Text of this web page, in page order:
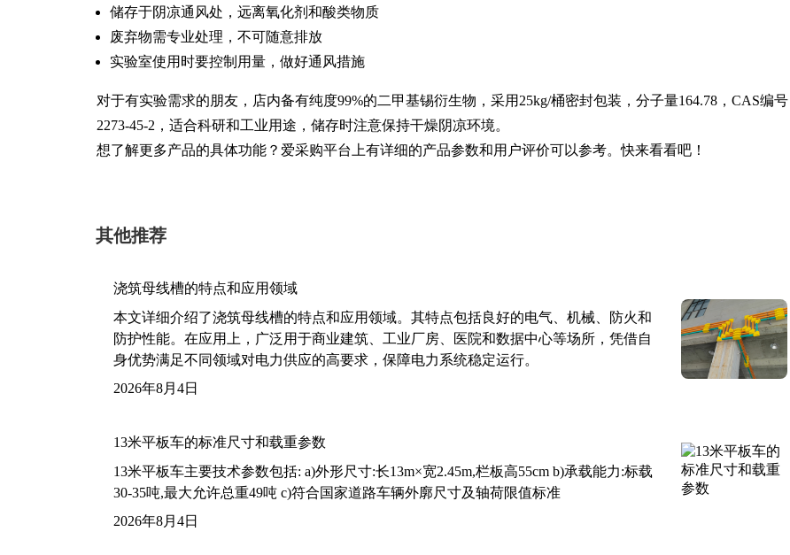
储存于阴凉通风处，远离氧化剂和酸类物质
废弃物需专业处理，不可随意排放
实验室使用时要控制用量，做好通风措施
对于有实验需求的朋友，店内备有纯度99%的二甲基锡衍生物，采用25kg/桶密封包装，分子量164.78，CAS编号
2273-45-2，适合科研和工业用途，储存时注意保持干燥阴凉环境。
想了解更多产品的具体功能？爱采购平台上有详细的产品参数和用户评价可以参考。快来看看吧！
其他推荐
浇筑母线槽的特点和应用领域
本文详细介绍了浇筑母线槽的特点和应用领域。其特点包括良好的电气、机械、防火和
防护性能。在应用上，广泛用于商业建筑、工业厂房、医院和数据中心等场所，凭借自
身优势满足不同领域对电力供应的高要求，保障电力系统稳定运行。
2026年8月4日
13米平板车的标准尺寸和载重参数
13米平板车主要技术参数包括: a)外形尺寸:长13m×宽2.45m,栏板高55cm b)承载能力:标载
30-35吨,最大允许总重49吨 c)符合国家道路车辆外廓尺寸及轴荷限值标准
2026年8月4日